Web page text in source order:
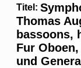
Titel:
Thomas
bassoons,
Fur
und